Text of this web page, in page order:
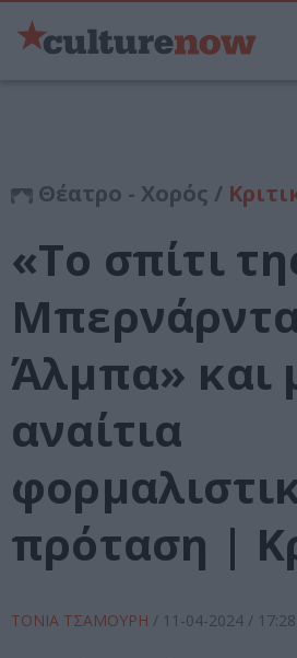
Θέατρο - Χορός /
«Το σπίτι
Άλμπα» και
αναίτια
πρόταση |
ΤΟΝΙΑ ΤΣΑΜΟΥΡΗ / 11-04-2024 / 17:28